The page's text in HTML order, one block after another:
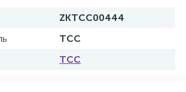
ZKTCC00444
ТСС
ТСС